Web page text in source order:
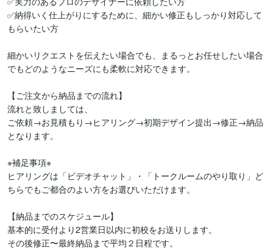
✅納得いく仕上がりにするために、細かい修正もしっかり対応して
もらいたい方
細かいリクエストを伝えたい場合でも、まるっとお任せしたい場合
でもどのようなニーズにも柔軟に対応できます。
【ご注文から納品までの流れ】
流れと致しましては、
ご依頼→お見積もり→ヒアリング→初期デザイン提出→修正→納品
となります。
※補足事項※
ヒアリングは「ビデオチャット」・「トークルームのやり取り」ど
ちらでもご都合のよい方をお選びいただけます。
【納品までのスケジュール】
基本的に受付より2営業日以内に初校をお送りします。
その後修正〜最終納品まで平均２日程です。